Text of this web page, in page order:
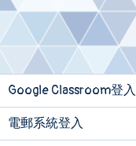
Google Classroom登入
電郵系統登入